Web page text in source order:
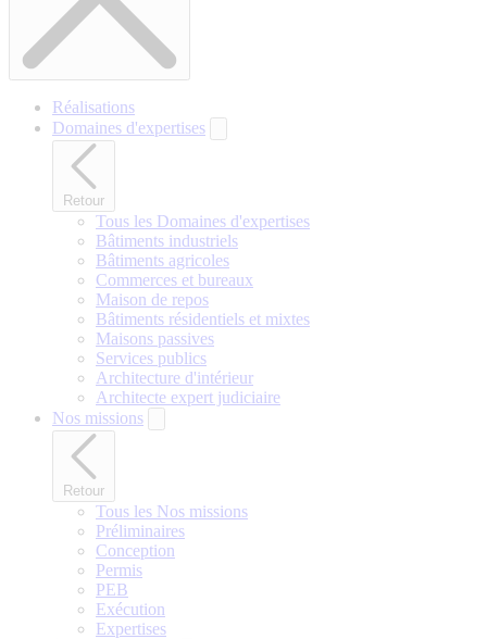
Réalisations
Domaines d'expertises
Retour
Tous les Domaines d'expertises
Bâtiments industriels
Bâtiments agricoles
Commerces et bureaux
Maison de repos
Bâtiments résidentiels et mixtes
Maisons passives
Services publics
Architecture d'intérieur
Architecte expert judiciaire
Nos missions
Retour
Tous les Nos missions
Préliminaires
Conception
Permis
PEB
Exécution
Expertises